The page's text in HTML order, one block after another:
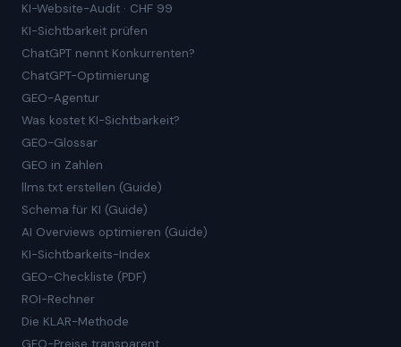
KI-Website-Audit · CHF 99
KI-Sichtbarkeit prüfen
ChatGPT nennt Konkurrenten?
ChatGPT-Optimierung
GEO-Agentur
Was kostet KI-Sichtbarkeit?
GEO-Glossar
GEO in Zahlen
llms.txt erstellen (Guide)
Schema für KI (Guide)
AI Overviews optimieren (Guide)
KI-Sichtbarkeits-Index
GEO-Checkliste (PDF)
ROI-Rechner
Die KLAR-Methode
GEO-Preise transparent